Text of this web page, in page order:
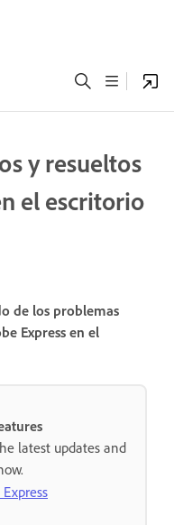
y resueltos
el escritorio
de los problemas
Express en el
latest updates and